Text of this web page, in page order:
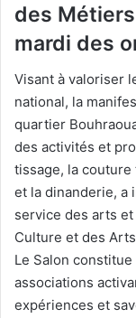
des
mardi des
Visant à valoriser
national, la
quartier
des activités et
tissage, la
et la dinanderie, a
service des arts
Culture et des
Le Salon
associations
expériences et